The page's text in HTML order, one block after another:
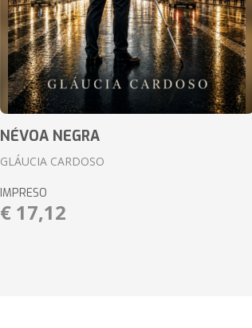
NÉVOA NEGRA
GLÁUCIA CARDOSO
IMPRESO
€ 17,12